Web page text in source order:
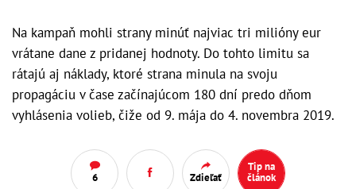
Na kampaň mohli strany minúť najviac tri milióny eur
vrátane dane z pridanej hodnoty. Do tohto limitu sa
rátajú aj náklady, ktoré strana minula na svoju
propagáciu v čase začínajúcom 180 dní predo dňom
vyhlásenia volieb, čiže od 9. mája do 4. novembra 2019.
6 Zdieľať
Tip na
článok